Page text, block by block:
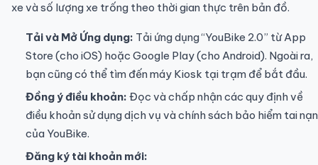
xe và số lượng xe trống theo thời gian thực trên bản đồ.
Tải và Mở Ứng dụng: Tải ứng dụng “YouBike 2.0” từ App
Store (cho iOS) hoặc Google Play (cho Android). Ngoài ra,
bạn cũng có thể tìm đến máy Kiosk tại trạm để bắt đầu.
Đồng ý điều khoản: Đọc và chấp nhận các quy định về
điều khoản sử dụng dịch vụ và chính sách bảo hiểm tai nạn
của YouBike.
Đăng ký tài khoản mới: